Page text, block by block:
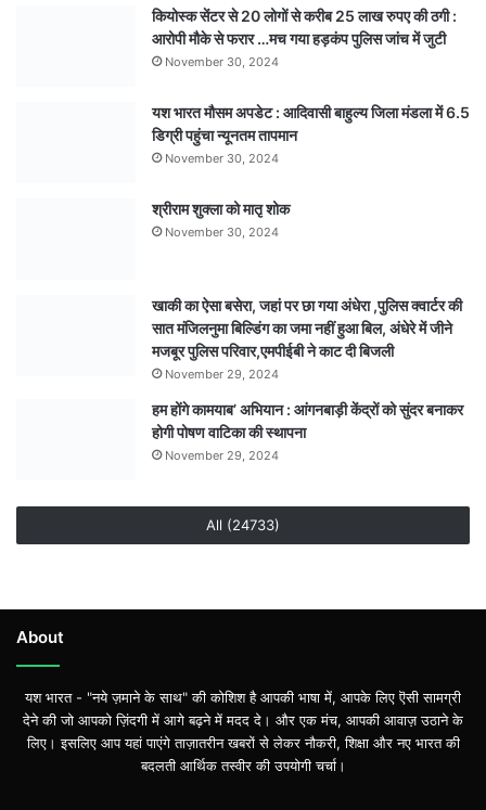
कियोस्क सेंटर से 20 लोगों से करीब 25 लाख रुपए की ठगी :
आरोपी मौके से फरार …मच गया हड़कंप पुलिस जांच में जुटी
November 30, 2024
यश भारत मौसम अपडेट : आदिवासी बाहुल्य जिला मंडला में 6.5
डिग्री पहुंचा न्यूनतम तापमान
November 30, 2024
श्रीराम शुक्ला को मातृ शोक
November 30, 2024
खाकी का ऐसा बसेरा, जहां पर छा गया अंधेरा ,पुलिस क्वार्टर की
सात मंजिलनुमा बिल्डिंग का जमा नहीं हुआ बिल, अंधेरे में जीने
मजबूर पुलिस परिवार,एमपीईबी ने काट दी बिजली
November 29, 2024
हम होंगे कामयाब’ अभियान : आंगनबाड़ी केंद्रों को सुंदर बनाकर
होगी पोषण वाटिका की स्थापना
November 29, 2024
All (24733)
About
यश भारत - "नये ज़माने के साथ" की कोशिश है आपकी भाषा में, आपके लिए ऎसी सामग्री
देने की जो आपको ज़िंदगी में आगे बढ़ने में मदद दे। और एक मंच, आपकी आवाज़ उठाने के
लिए। इसलिए आप यहां पाएंगे ताज़ातरीन खबरों से लेकर नौकरी, शिक्षा और नए भारत की
बदलती आर्थिक तस्वीर की उपयोगी चर्चा।